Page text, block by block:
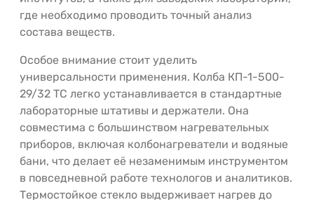
где необходимо проводить точный анализ
состава веществ.
Особое внимание стоит уделить
универсальности применения. Колба КП-1-500-
29/32 ТС легко устанавливается в стандартные
лабораторные штативы и держатели. Она
совместима с большинством нагревательных
приборов, включая колбонагреватели и водяные
бани, что делает её незаменимым инструментом
в повседневной работе технологов и аналитиков.
Термостойкое стекло выдерживает нагрев до